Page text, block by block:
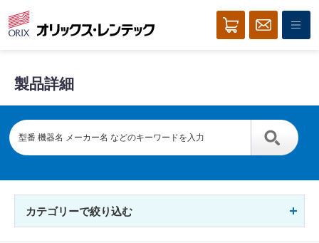
製品詳細
カテゴリーで絞り込む